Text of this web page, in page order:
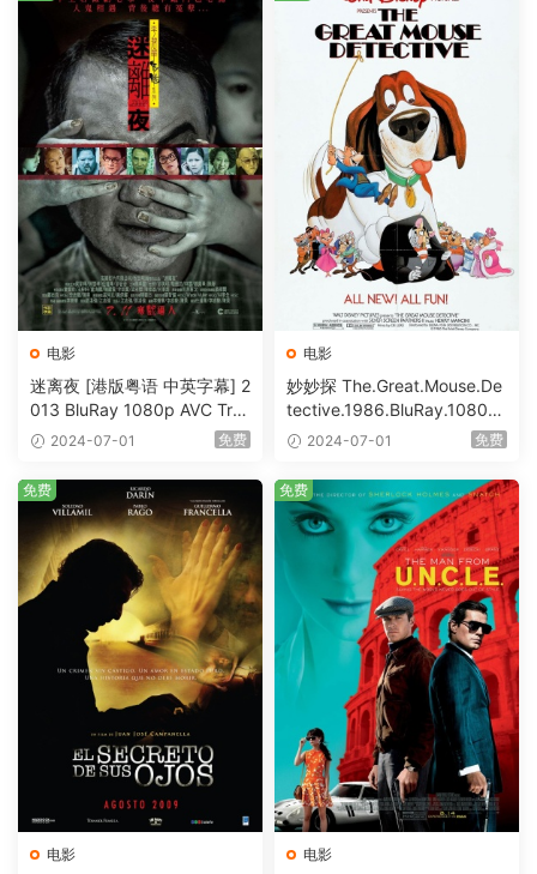
电影
迷离夜 [港版粤语 中英字幕] 2
013 BluRay 1080p AVC Tru
eHD5.1 [BDISO 22.64GB]
2024-07-01 免费
电影
妙妙探 The.Great.Mouse.De
tective.1986.BluRay.1080p.
AVC.DTS-HD.MA.5.1-HDHo
2024-07-01 免费
电影
免费
电影
免费